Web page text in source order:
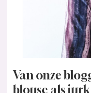
Van onze
blouse als jurk